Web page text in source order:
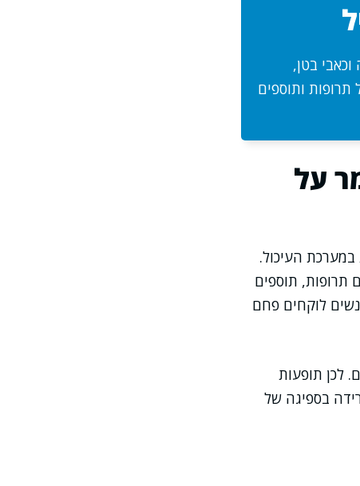
בטן,
ותוספים
על
העיכול.
תרופות, תוספים
לוקחים פחם
לכן תופעות
בספיגה של